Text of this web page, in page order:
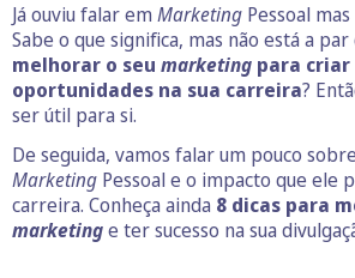
Já ouviu falar em Marketing Pessoal
Sabe o que significa, mas não está a par
melhorar o seu marketing para criar
oportunidades na sua carreira?
ser útil para si.
De seguida, vamos falar um pouco
Marketing Pessoal e o impacto que ele
carreira. Conheça ainda 8 dicas para
marketinge ter sucesso na sua